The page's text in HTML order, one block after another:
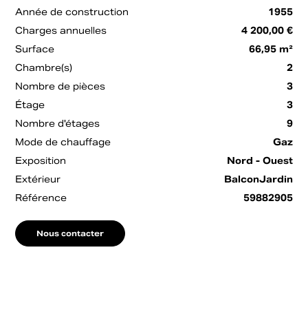
Année de construction
1955
Charges annuelles
4 200,00 €
Surface
66,95 m²
Chambre(s)
2
Nombre de pièces
3
Étage
3
Nombre d'étages
9
Mode de chauffage
Gaz
Exposition
Nord - Ouest
Extérieur
BalconJardin
Référence
59882905
Nous contacter